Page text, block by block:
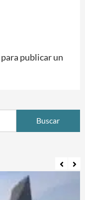
para publicar un